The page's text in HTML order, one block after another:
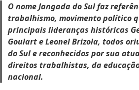
O nome Jangada do Sul faz
trabalhismo, movimento político
principais lideranças históricas
Goulart e Leonel Brizola, todos
do Sul e reconhecidos por sua
direitos trabalhistas, da
nacional.